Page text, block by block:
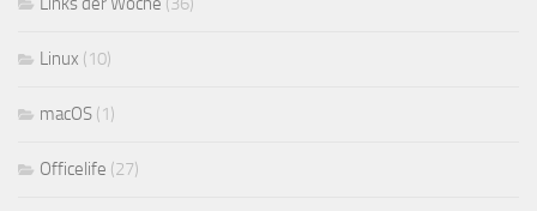
Linux (10)
macOS (1)
Officelife (27)